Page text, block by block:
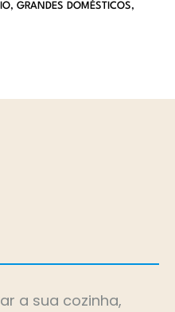
, GRANDES DOMÉSTICOS,
a sua cozinha,